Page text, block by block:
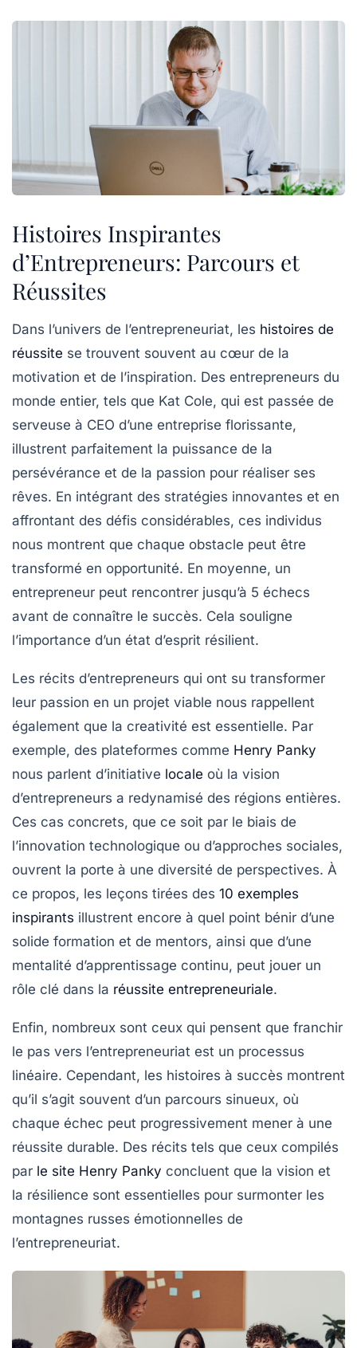
Histoires Inspirantes
d’Entrepreneurs: Parcours et
Réussites
Dans l’univers de l’entrepreneuriat, les histoires de
réussite se trouvent souvent au cœur de la
motivation et de l’inspiration. Des entrepreneurs du
monde entier, tels que Kat Cole, qui est passée de
serveuse à CEO d’une entreprise florissante,
illustrent parfaitement la puissance de la
persévérance et de la passion pour réaliser ses
rêves. En intégrant des stratégies innovantes et en
affrontant des défis considérables, ces individus
nous montrent que chaque obstacle peut être
transformé en opportunité. En moyenne, un
entrepreneur peut rencontrer jusqu’à 5 échecs
avant de connaître le succès. Cela souligne
l’importance d’un état d’esprit résilient.
Les récits d’entrepreneurs qui ont su transformer
leur passion en un projet viable nous rappellent
également que la creativité est essentielle. Par
exemple, des plateformes comme Henry Panky
nous parlent d’initiative locale où la vision
d’entrepreneurs a redynamisé des régions entières.
Ces cas concrets, que ce soit par le biais de
l’innovation technologique ou d’approches sociales,
ouvrent la porte à une diversité de perspectives. À
ce propos, les leçons tirées des 10 exemples
inspirants illustrent encore à quel point bénir d’une
solide formation et de mentors, ainsi que d’une
mentalité d’apprentissage continu, peut jouer un
rôle clé dans la réussite entrepreneuriale.
Enfin, nombreux sont ceux qui pensent que franchir
le pas vers l’entrepreneuriat est un processus
linéaire. Cependant, les histoires à succès montrent
qu’il s’agit souvent d’un parcours sinueux, où
chaque échec peut progressivement mener à une
réussite durable. Des récits tels que ceux compilés
par le site Henry Panky concluent que la vision et
la résilience sont essentielles pour surmonter les
montagnes russes émotionnelles de
l’entrepreneuriat.